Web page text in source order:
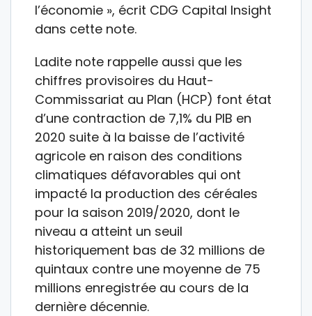
l’économie », écrit CDG Capital Insight
dans cette note.
Ladite note rappelle aussi que les
chiffres provisoires du Haut-
Commissariat au Plan (HCP) font état
d’une contraction de 7,1% du PIB en
2020 suite à la baisse de l’activité
agricole en raison des conditions
climatiques défavorables qui ont
impacté la production des céréales
pour la saison 2019/2020, dont le
niveau a atteint un seuil
historiquement bas de 32 millions de
quintaux contre une moyenne de 75
millions enregistrée au cours de la
dernière décennie.